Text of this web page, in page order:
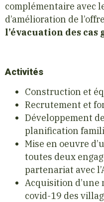
complémentaire avec
d’amélioration de
l’évacuation des
Activités
Construction et
Recrutement et
Développement
planification
Mise en oeuvre
toutes deux
partenariat avec
Acquisition d’une
covid-19 des